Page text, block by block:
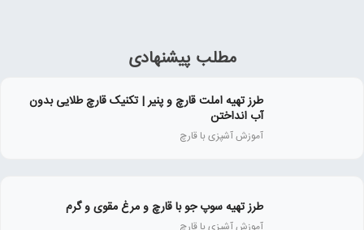
مطلب پیشنهادی
طرز تهیه املت قارچ و پنیر | تکنیک قارچ طلایی بدون
آب انداختن
آموزش آشپزی با قارچ
طرز تهیه سوپ جو با قارچ و مرغ مقوی و گرم